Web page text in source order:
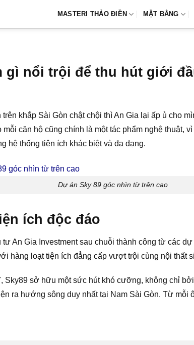
MASTERI THẢO ĐIỀN MẶT BẰNG
gì nổi trội để thu hút giới
khắp Sài Gòn chật chội thì An Gia lại ấp ủ cho
căn hộ cũng chính là một tác phẩm nghệ thuật,
hệ thống tiện ích khác biệt và đa dạng.
Dự án Sky 89 góc nhìn từ trên cao
ích độc đáo
An Gia Investment sau chuỗi thành công từ các
hàng loạt tiện ích đẳng cấp vượt trội cùng nội thất
sở hữu một sức hút khó cưỡng, không chỉ
ra hướng sông duy nhất tại Nam Sài Gòn. Từ